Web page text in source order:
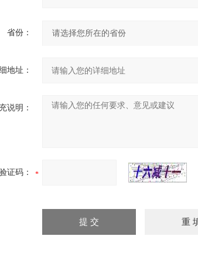
省份：
地址：
说明：
证码：